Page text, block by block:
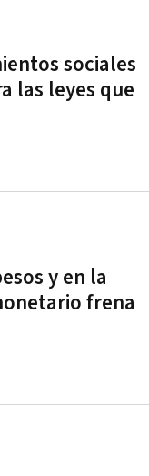
sociales
las leyes que
y en la
frena